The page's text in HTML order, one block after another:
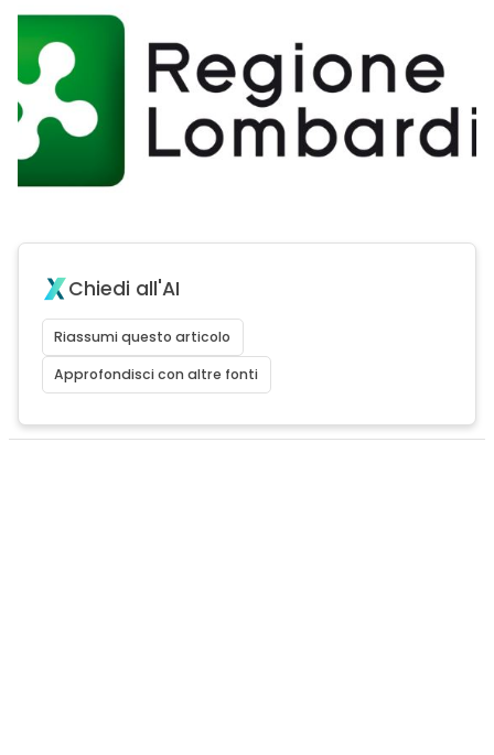
Chiedi all'AI
Riassumi questo articolo
Approfondisci con altre fonti